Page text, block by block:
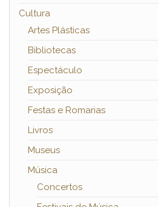
Cultura
Artes Plásticas
Bibliotecas
Espectáculo
Exposição
Festas e Romarias
Livros
Museus
Música
Concertos